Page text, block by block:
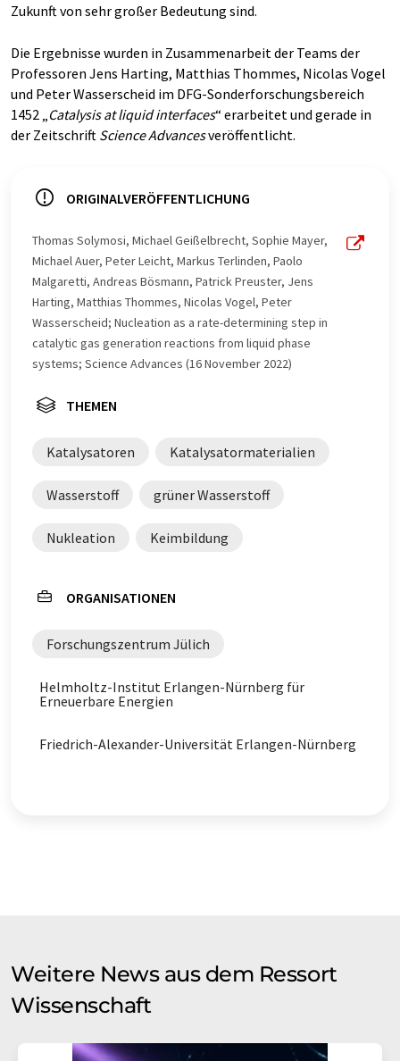
Zukunft von sehr großer Bedeutung sind.
Die Ergebnisse wurden in Zusammenarbeit der Teams der
Professoren Jens Harting, Matthias Thommes, Nicolas Vogel
und Peter Wasserscheid im DFG-Sonderforschungsbereich
1452 „ Catalysis at liquid interfaces“ erarbeitet und gerade in
der Zeitschrift Science Advancesveröffentlicht.
ORIGINALVERÖFFENTLICHUNG
Thomas Solymosi, Michael Geißelbrecht, Sophie Mayer,
Michael Auer, Peter Leicht, Markus Terlinden, Paolo
Malgaretti, Andreas Bösmann, Patrick Preuster, Jens
Harting, Matthias Thommes, Nicolas Vogel, Peter
Wasserscheid; Nucleation as a rate-determining step in
catalytic gas generation reactions from liquid phase
systems; Science Advances (16 November 2022)
THEMEN
Katalysatoren Katalysatormaterialien
Wasserstoff grüner Wasserstoff
Nukleation Keimbildung
ORGANISATIONEN
Forschungszentrum Jülich
Helmholtz-Institut Erlangen-Nürnberg für
Erneuerbare Energien
Friedrich-Alexander-Universität Erlangen-Nürnberg
Weitere News aus dem Ressort
Wissenschaft